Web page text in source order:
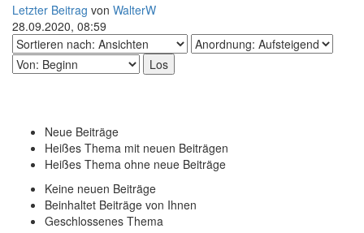
Letzter Beitrag von WalterW
28.09.2020, 08:59
Neue Beiträge
Heißes Thema mit neuen Beiträgen
Heißes Thema ohne neue Beiträge
Keine neuen Beiträge
Beinhaltet Beiträge von Ihnen
Geschlossenes Thema